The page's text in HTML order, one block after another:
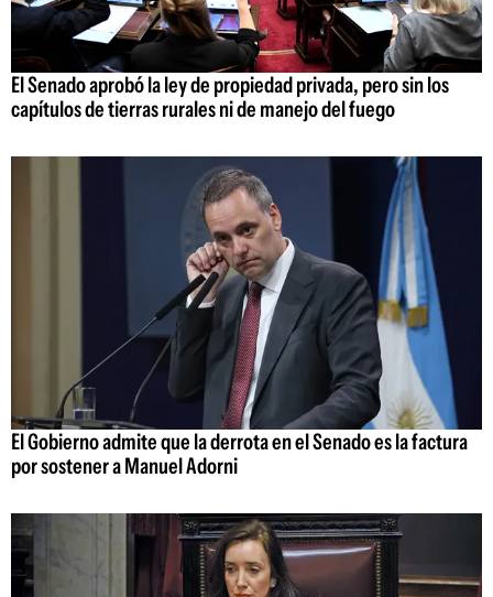
El Senado aprobó la ley de propiedad privada, pero sin los
capítulos de tierras rurales ni de manejo del fuego
El Gobierno admite que la derrota en el Senado es la factura
por sostener a Manuel Adorni